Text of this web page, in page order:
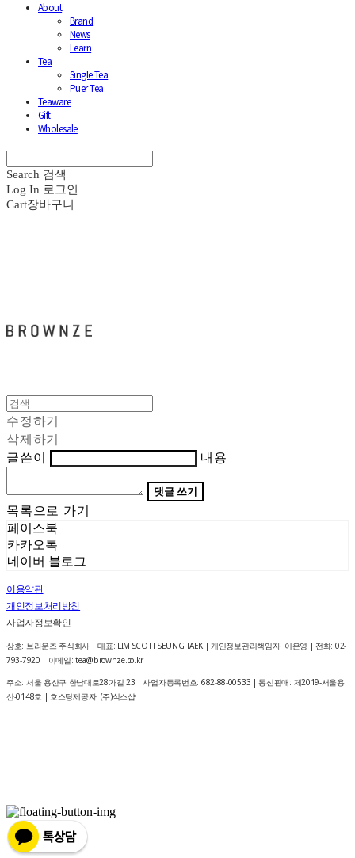
About
Brand
News
Learn
Tea
Single Tea
Puer Tea
Teaware
Gift
Wholesale
Search 검색
Log In 로그인
Cart장바구니
수정하기
삭제하기
글쓴이
내용
댓글 쓰기
목록으로 가기
페이스북
카카오톡
네이버 블로그
이용약관
개인정보처리방침
사업자정보확인
상호: 브라운즈 주식회사 | 대표: LIM SCOTT SEUNG TAEK | 개인정보관리책임자: 이은영 | 전화: 02-
793-7920 | 이메일: tea@brownze.co.kr
주소: 서울 용산구 한남대로28가길 23 | 사업자등록번호: 682-88-00533 | 통신판매: 제2019-서울용
산-0148호 | 호스팅제공자: (주)식스샵